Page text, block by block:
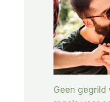
Geen gegrild